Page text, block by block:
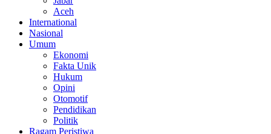
Aceh
International
Nasional
Umum
Ekonomi
Fakta Unik
Hukum
Opini
Otomotif
Pendidikan
Politik
Ragam Peristiwa